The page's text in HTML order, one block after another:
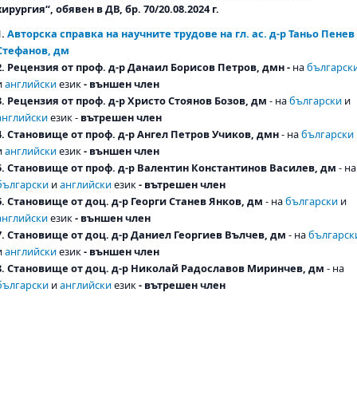
обявен в ДВ, бр. 70/20.08.2024 г.
Авторска справка на научните трудове на гл. ас. д-р Таньо Пенев
дм
Рецензия от проф. д-р Данаил Борисов Петров, дмн -на
английскиезик- външен член
Рецензия от проф. д-р Христо Стоянов Бозов, дм - набългарскии
език -вътрешен член
Становище от проф. д-р Ангел Петров Учиков, дмн- набългарски
английскиезик- външен член
Становище от проф. д-р Валентин Константинов Василев, дм - на
ианглийскиезик- вътрешен член
Становище от доц. д-р Георги Станев Янков, дм - набългарскии
език- външен член
Становище от доц. д-р Даниел Георгиев Вълчев, дм - на
английскиезик- външен член
Становище от доц. д-р Николай Радославов Миринчев, дм - на
ианглийскиезик- вътрешен член